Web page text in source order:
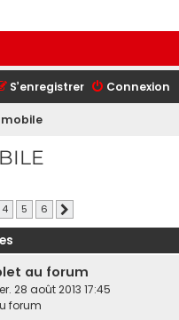
Connexion
S’enregistrer
4 5 6
au forum
28 août 2013 17:45
forum